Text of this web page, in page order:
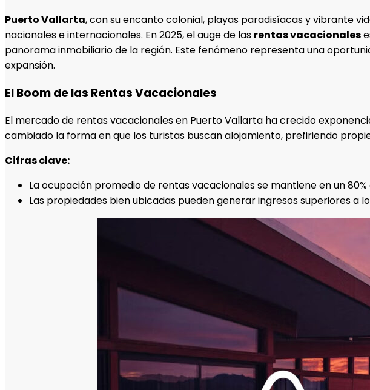
Puerto Vallarta, con su encanto colonial, playas paradisíacas y vibrante
nacionales e internacionales. En 2025, el auge de las rentas vacacionales
panorama inmobiliario de la región. Este fenómeno representa una
expansión.
El Boom de las Rentas Vacacionales
El mercado de rentas vacacionales en Puerto Vallarta ha crecido
cambiado la forma en que los turistas buscan alojamiento, prefiriendo
Cifras clave:
La ocupación promedio de rentas vacacionales se mantiene en un
Las propiedades bien ubicadas pueden generar ingresos superiores a